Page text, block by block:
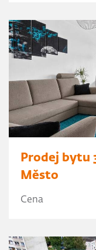
Prodej bytu
Město
Cena